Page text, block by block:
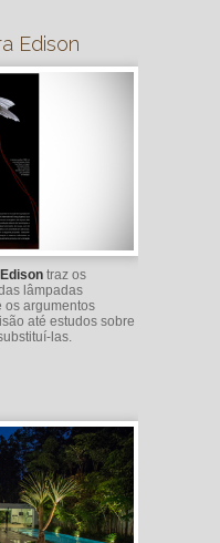
Edison
traz os
lâmpadas
os argumentos
até estudos sobre
las.